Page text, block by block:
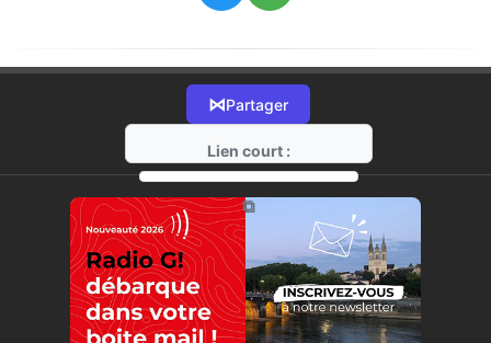
⋈Partager
Lien court :
https://radio-g.fr?1557
⧉